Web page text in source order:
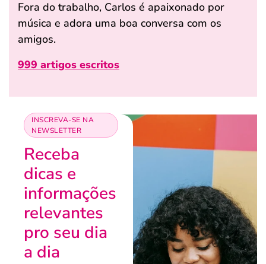
Fora do trabalho, Carlos é apaixonado por
música e adora uma boa conversa com os
amigos.
999 artigos escritos
INSCREVA-SE NA
NEWSLETTER
Receba
dicas e
informações
relevantes
pro seu dia
a dia